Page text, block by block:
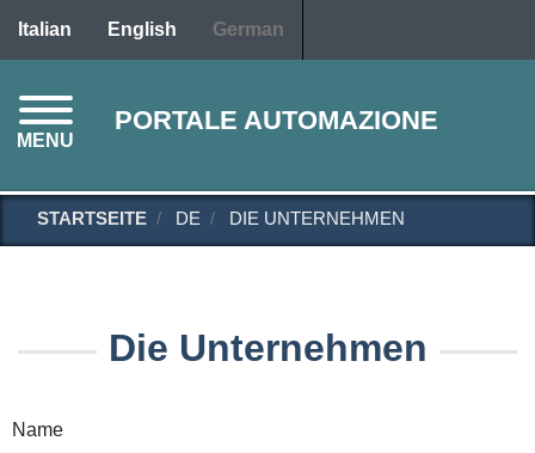
Italian English German
PORTALE AUTOMAZIONE
MENU
STARTSEITE DE DIE UNTERNEHMEN
Die Unternehmen
Name